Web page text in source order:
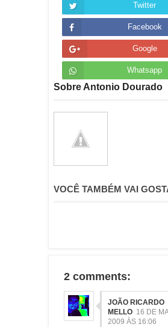
Twitter
Facebook
Google
Whatsapp
Sobre Antonio Dourado
VOCÊ TAMBÉM VAI
2 comments:
JOÃO RICARDO
MELLO 16 DE
2009 ÀS 16:06